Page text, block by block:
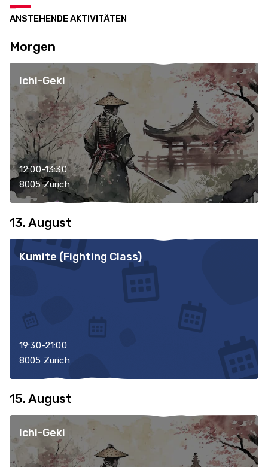
ANSTEHENDE AKTIVITÄTEN
Morgen
Ichi-Geki
12:00-13:30
8005 Zürich
13. August
Kumite (Fighting Class)
19:30-21:00
8005 Zürich
15. August
Ichi-Geki